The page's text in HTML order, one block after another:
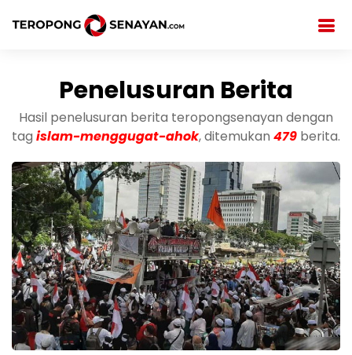
Penelusuran Berita
Hasil penelusuran berita teropongsenayan dengan
tag islam-menggugat-ahok, ditemukan 479 berita.